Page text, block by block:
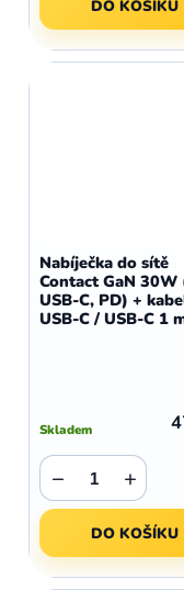
DO KOŠÍKU
Nabíječka do sítě
Contact GaN 30W
USB-C, PD) +
USB-C / USB-C 1
Skladem
+
−
DO KOŠÍKU